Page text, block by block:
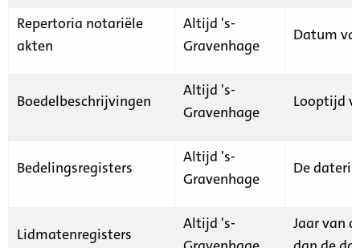
Repertoria notariële
akten
Altijd 's-
Gravenhage
Datum
Boedelbeschrijvingen
Altijd 's-
Gravenhage
Looptijd
Bedelingsregisters
Altijd 's-
Gravenhage
De
Lidmatenregisters
Altijd 's-
Jaar van